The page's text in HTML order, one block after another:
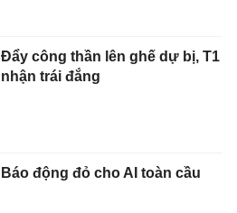
Đẩy công thần lên ghế dự bị, T1
nhận trái đắng
Báo động đỏ cho AI toàn cầu